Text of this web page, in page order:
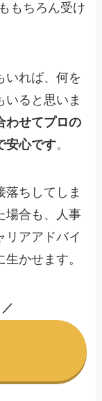
もちろん受け
いれば、何を
いると思いま
わせてプロの
安心です。
落ちしてしま
場合も、人事
リアアドバイ
かせます。